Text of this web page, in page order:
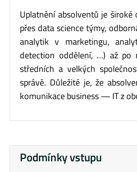
Uplatnění absolventů je široké
přes data science týmy,
analytik v marketingu,
detection oddělení, …) až po
středních a velkých
správě. Důležité je, že
komunikace business — IT z
Podmínky vstupu